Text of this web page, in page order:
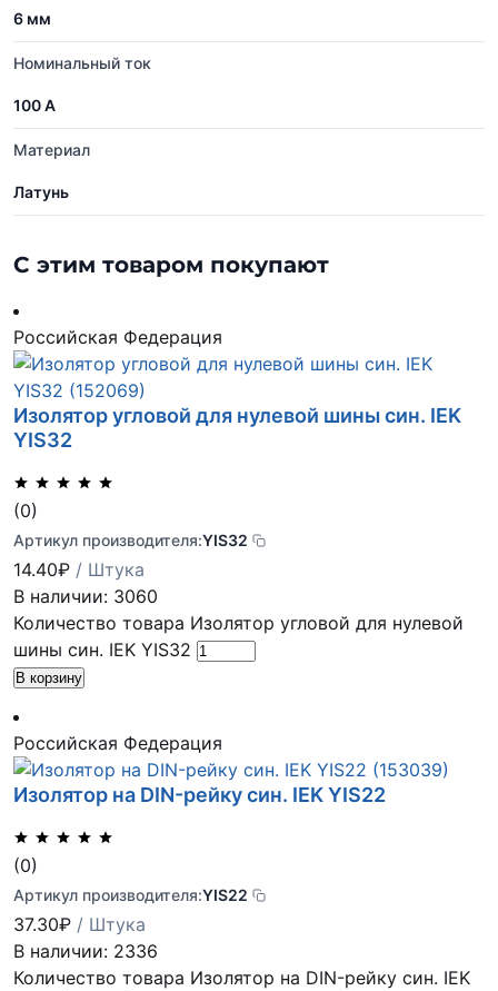
6 мм
Номинальный ток
100 А
Материал
Латунь
С этим товаром покупают
Российская Федерация
Изолятор угловой для нулевой шины син. IEK
YIS32
(0)
Артикул производителя:YIS32
14.40₽ / Штука
В наличии: 3060
Количество товара Изолятор угловой для нулевой
шины син. IEK YIS32
В корзину
Российская Федерация
Изолятор на DIN-рейку син. IEK YIS22
(0)
Артикул производителя:YIS22
37.30₽ / Штука
В наличии: 2336
Количество товара Изолятор на DIN-рейку син. IEK